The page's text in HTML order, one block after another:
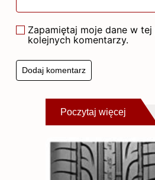
Zapamiętaj moje dane w
kolejnych komentarzy.
Poczytaj więcej